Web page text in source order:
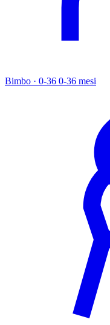
Bimbo · 0-36 0-36 mesi